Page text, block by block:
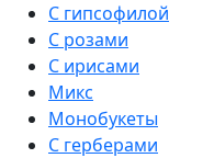
С гипсофилой
С розами
С ирисами
Микс
Монобукеты
С герберами